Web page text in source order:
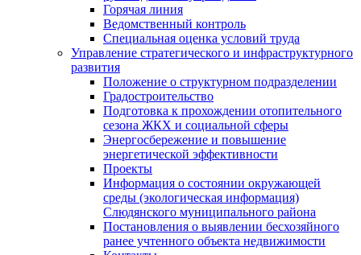
Горячая линия
Ведомственный контроль
Специальная оценка условий труда
Управление стратегического и инфраструктурного
развития
Положение о структурном подразделении
Градостроительство
Подготовка к прохождении отопительного
сезона ЖКХ и социальной сферы
Энергосбережение и повышение
энергетической эффективности
Проекты
Информация о состоянии окружающей
среды (экологическая информация)
Слюдянского муниципального района
Постановления о выявлении бесхозяйного
ранее учтенного объекта недвижимости